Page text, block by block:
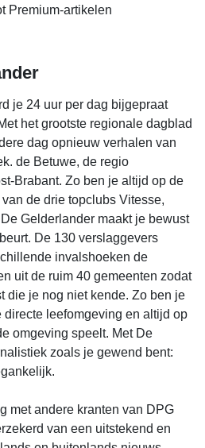
Premium-artikelen
je 24 uur per dag bijgepraat
het grootste regionale dagblad
dag opnieuw verhalen van
de Betuwe, de regio
Brabant. Zo ben je altijd op de
de drie topclubs Vitesse,
Gelderlander maakt je bewust
De 130 verslaggevers
invalshoeken de
uit de ruim 40 gemeenten zodat
die je nog niet kende. Zo ben je
leefomgeving en altijd op
omgeving speelt. Met De
zoals je gewend bent:
met andere kranten van DPG
van een uitstekend en